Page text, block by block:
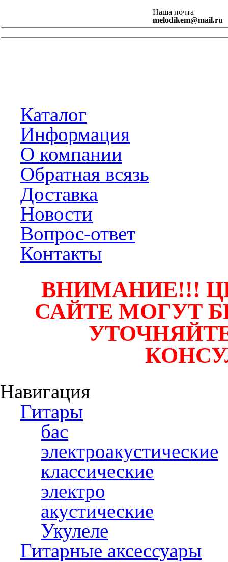
Наша почта
melodikem@mail.ru
Каталог
Информация
О компании
Обратная всязь
Доставка
Новости
Вопрос-ответ
Контакты
ВНИМАНИЕ!!!
САЙТЕ МОГУТ
Навигация
Гитары
бас
электроакустические
классические
электро
акустические
Укулеле
Гитарные аксессуары